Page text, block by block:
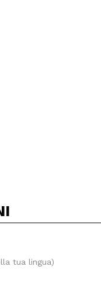
tua lingua)